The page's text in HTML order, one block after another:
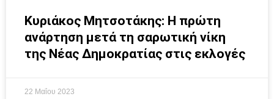
Κυριάκος Μητσοτάκης: Η πρώτη
ανάρτηση μετά τη σαρωτική νίκη
της Νέας Δημοκρατίας στις εκλογές
22 Μαΐου 2023